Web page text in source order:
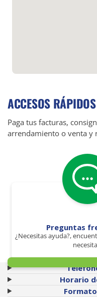
ACCESOS RÁPIDOS
Paga tus facturas,
arrendamiento o venta y
Preguntas
¿Necesitas ayuda?,
Horario